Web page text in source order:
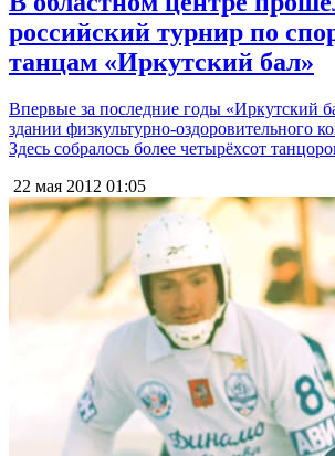
российский турнир по
танцам «Иркутский бал»
Впервые за последние годы «Иркутский
здании физкультурно-оздоровительного
Здесь собралось более четырёхсот
22 мая 2012 01:05